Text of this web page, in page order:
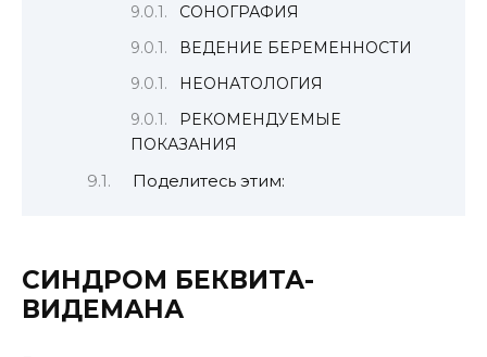
СОНОГРАФИЯ
ВЕДЕНИЕ БЕРЕМЕННОСТИ
НЕОНАТОЛОГИЯ
РЕКОМЕНДУЕМЫЕ
ПОКАЗАНИЯ
Поделитесь этим:
СИНДРОМ БЕКВИТА-
ВИДЕМАНА